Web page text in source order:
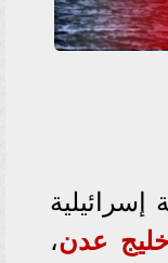
إسرائيلية
خليج عدن،